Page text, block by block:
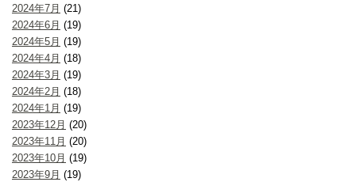
2024年7月 (21)
2024年6月 (19)
2024年5月 (19)
2024年4月 (18)
2024年3月 (19)
2024年2月 (18)
2024年1月 (19)
2023年12月 (20)
2023年11月 (20)
2023年10月 (19)
2023年9月 (19)